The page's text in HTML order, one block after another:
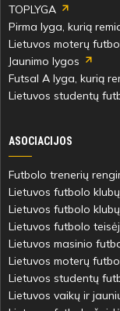
TOPLYGA
Pirma lyga, kurią
Lietuvos moterų
Jaunimo lygos
Futsal A lyga, kurią
Lietuvos studentų
ASOCIACIJOS
Futbolo trenerių
Lietuvos futbolo
Lietuvos futbolo
Lietuvos futbolo
Lietuvos masinio
Lietuvos moterų
Lietuvos studentų
Lietuvos vaikų ir